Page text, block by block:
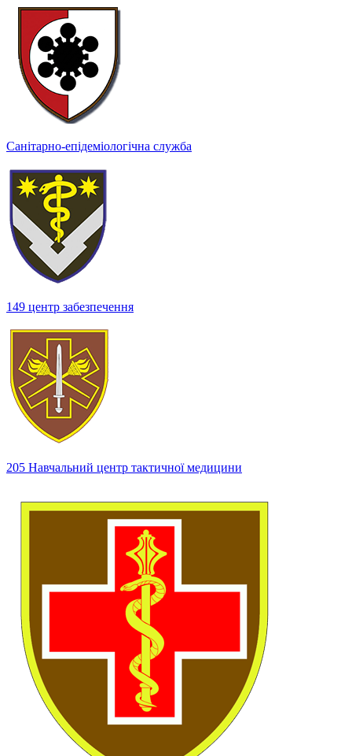
Санітарно-епідеміологічна служба
149 центр забезпечення
205 Навчальний центр тактичної медицини